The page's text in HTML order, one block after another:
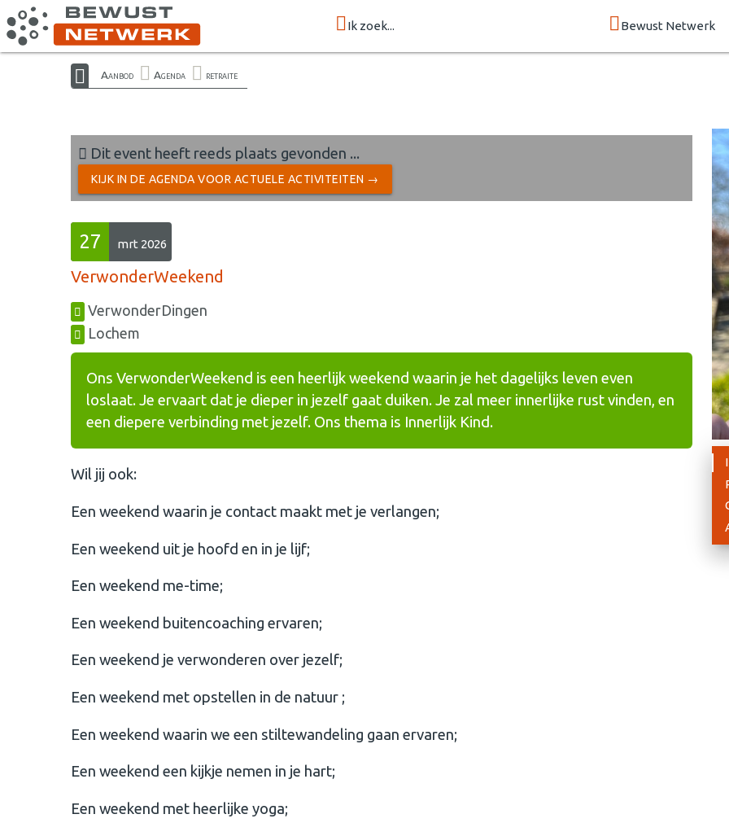
Ik zoek... Bewust Netwerk
Aanbod Agenda retraite
Dit event heeft reeds plaats gevonden ...
KIJK IN DE AGENDA VOOR ACTUELE ACTIVITEITEN →
27 mrt 2026
VerwonderWeekend
VerwonderDingen
Lochem
Ons VerwonderWeekend is een heerlijk weekend waarin je het dagelijks leven even
loslaat. Je ervaart dat je dieper in jezelf gaat duiken. Je zal meer innerlijke rust vinden, en
een diepere verbinding met jezelf. Ons thema is Innerlijk Kind.
Wil jij ook:
Een weekend waarin je contact maakt met je verlangen;
Een weekend uit je hoofd en in je lijf;
Een weekend me-time;
Een weekend buitencoaching ervaren;
Een weekend je verwonderen over jezelf;
Een weekend met opstellen in de natuur ;
Een weekend waarin we een stiltewandeling gaan ervaren;
Een weekend een kijkje nemen in je hart;
Een weekend met heerlijke yoga;